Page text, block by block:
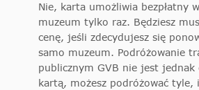
Nie, karta umożliwia bezpłatny
muzeum tylko raz. Będziesz
cenę, jeśli zdecydujesz się
samo muzeum. Podróżowanie
publicznym GVB nie jest jednak
kartą, możesz podróżować tyle,